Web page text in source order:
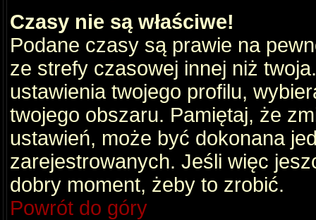
Czasy nie są właściwe!
Podane czasy są prawie na
ze strefy czasowej innej niż
ustawienia twojego profilu,
twojego obszaru. Pamiętaj, że
ustawień, może być dokonana
zarejestrowanych. Jeśli więc
dobry moment, żeby to zrobić.
Powrót do góry